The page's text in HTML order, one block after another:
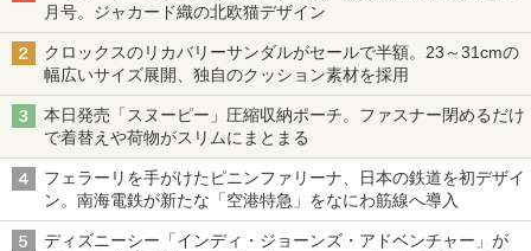
月号。ジャカード織の北欧猫デザイン
クロックスのリカバリーサンダルがセールで半額。23～31cmの
幅広いサイズ展開、独自のクッション素材を採用
本日発売「スヌーピー」圧縮収納ポーチ。ファスナー閉めるだけ
で着替えや荷物がスリムにまとまる
フェラーリを手がけたピニンファリーナ、日本の鉄道を初デザイ
ン。南海電鉄が新たな「空港特急」をなにわ筋線へ導入
ディズニーシー「インディ・ジョーンズ・アドベンチャー」が